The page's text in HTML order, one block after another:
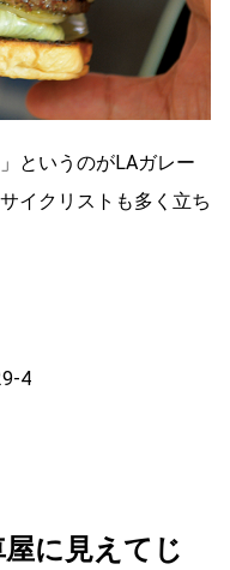
というのがLAガレー
イクリストも多く立ち
4
に見えてじ